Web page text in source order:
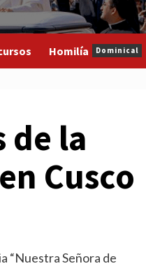
Homilía Dominical
de la
Cusco
“Nuestra Señora de